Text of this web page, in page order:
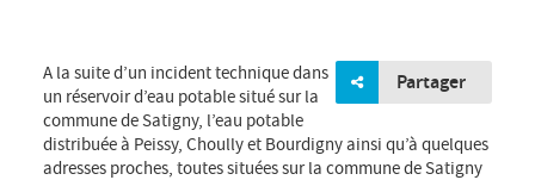
Partager
A la suite d’un incident technique dans
un réservoir d’eau potable situé sur la
commune de Satigny, l’eau potable
distribuée à Peissy, Choully et Bourdigny ainsi qu’à quelques
adresses proches, toutes situées sur la commune de Satigny